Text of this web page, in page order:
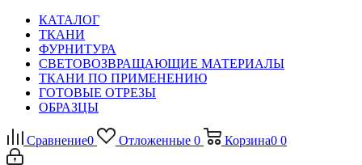
КАТАЛОГ
ТКАНИ
ФУРНИТУРА
СВЕТОВОЗВРАЩАЮЩИЕ МАТЕРИАЛЫ
ТКАНИ ПО ПРИМЕНЕНИЮ
ГОТОВЫЕ ОТРЕЗЫ
ОБРАЗЦЫ
Сравнение0 Отложенные 0 Корзина0 0